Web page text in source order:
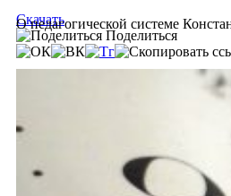
О педагогической системе
Скачать
Поделиться